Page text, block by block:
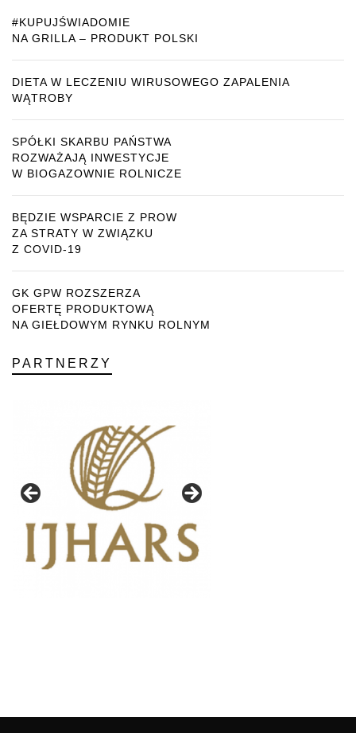
#KUPUJŚWIADOMIE
NA GRILLA – PRODUKT POLSKI
DIETA W LECZENIU WIRUSOWEGO ZAPALENIA
WĄTROBY
SPÓŁKI SKARBU PAŃSTWA
ROZWAŻAJĄ INWESTYCJE
W BIOGAZOWNIE ROLNICZE
BĘDZIE WSPARCIE Z PROW
ZA STRATY W ZWIĄZKU
Z COVID-19
GK GPW ROZSZERZA
OFERTĘ PRODUKTOWĄ
NA GIEŁDOWYM RYNKU ROLNYM
PARTNERZY